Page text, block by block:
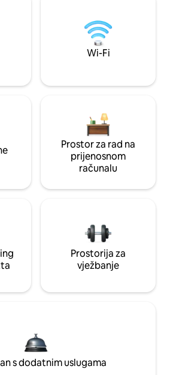
Wi-Fi
Prostor za rad na
prijenosnom
računalu
Prostorija za
vježbanje
s dodatnim uslugama